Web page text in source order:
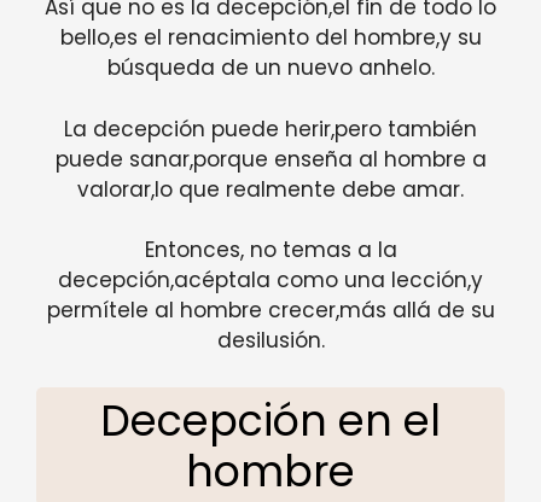
Así que no es la decepción,el fin de todo lo
bello,es el renacimiento del hombre,y su
búsqueda de un nuevo anhelo.
La decepción puede herir,pero también
puede sanar,porque enseña al hombre a
valorar,lo que realmente debe amar.
Entonces, no temas a la
decepción,acéptala como una lección,y
permítele al hombre crecer,más allá de su
desilusión.
Decepción en el
hombre